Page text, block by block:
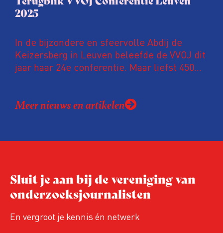
2025
In de bijzondere en sfeervolle Abdij de
Keizersberg in Leuven beleefde de VVOJ dit
jaar haar 24e conferentie. Maar liefst 450
expertise te delen en elkaar te ontmoeten.
was voor het eerst op de conferentie!
Meer nieuws en artikelen
Sluit je aan bij de vereniging van
onderzoeksjournalisten
En vergroot je kennis én netwerk